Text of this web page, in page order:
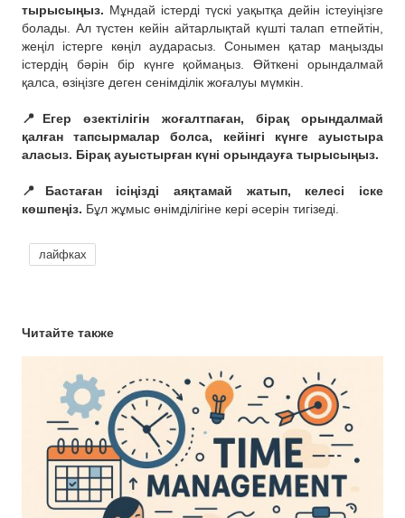
тырысыңыз. Мұндай істерді түскі уақытқа дейін істеуіңізге
болады. Ал түстен кейін айтарлықтай күшті талап етпейтін,
жеңіл істерге көңіл аударасыз. Сонымен қатар маңызды
істердің бәрін бір күнге қоймаңыз. Өйткені орындалмай
қалса, өзіңізге деген сенімділік жоғалуы мүмкін.
📍Егер өзектілігін жоғалтпаған, бірақ орындалмай
қалған тапсырмалар болса, кейінгі күнге ауыстыра
аласыз. Бірақ ауыстырған күні орындауға тырысыңыз.
📍Бастаған ісіңізді аяқтамай жатып, келесі іске
көшпеңіз. Бұл жұмыс өнімділігіне кері әсерін тигізеді.
лайфках
Читайте также